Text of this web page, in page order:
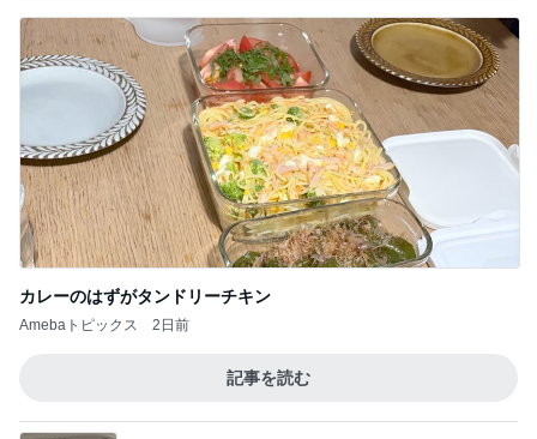
カレーのはずがタンドリーチキン
Amebaトピックス 2日前
記事を読む